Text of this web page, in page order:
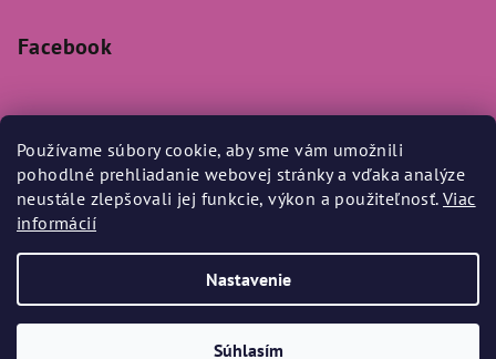
Používame súbory cookie, aby sme vám umožnili
pohodlné prehliadanie webovej stránky a vďaka analýze
neustále zlepšovali jej funkcie, výkon a použiteľnosť. Viac
informácií
Nastavenie
Súhlasím
Facebook
Prijímame online platby